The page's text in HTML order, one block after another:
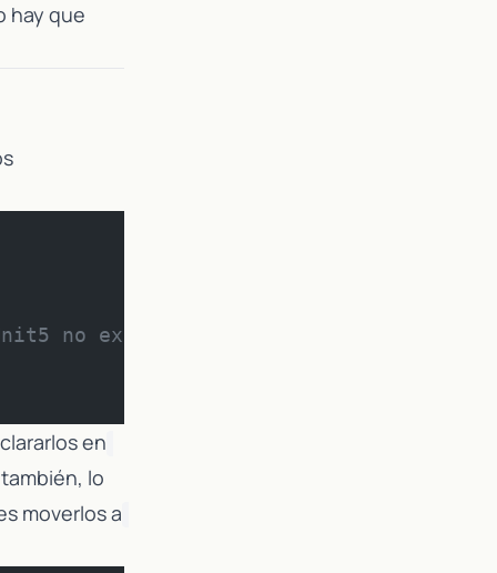
hay que
no existe en iOS
en
lo
moverlos a